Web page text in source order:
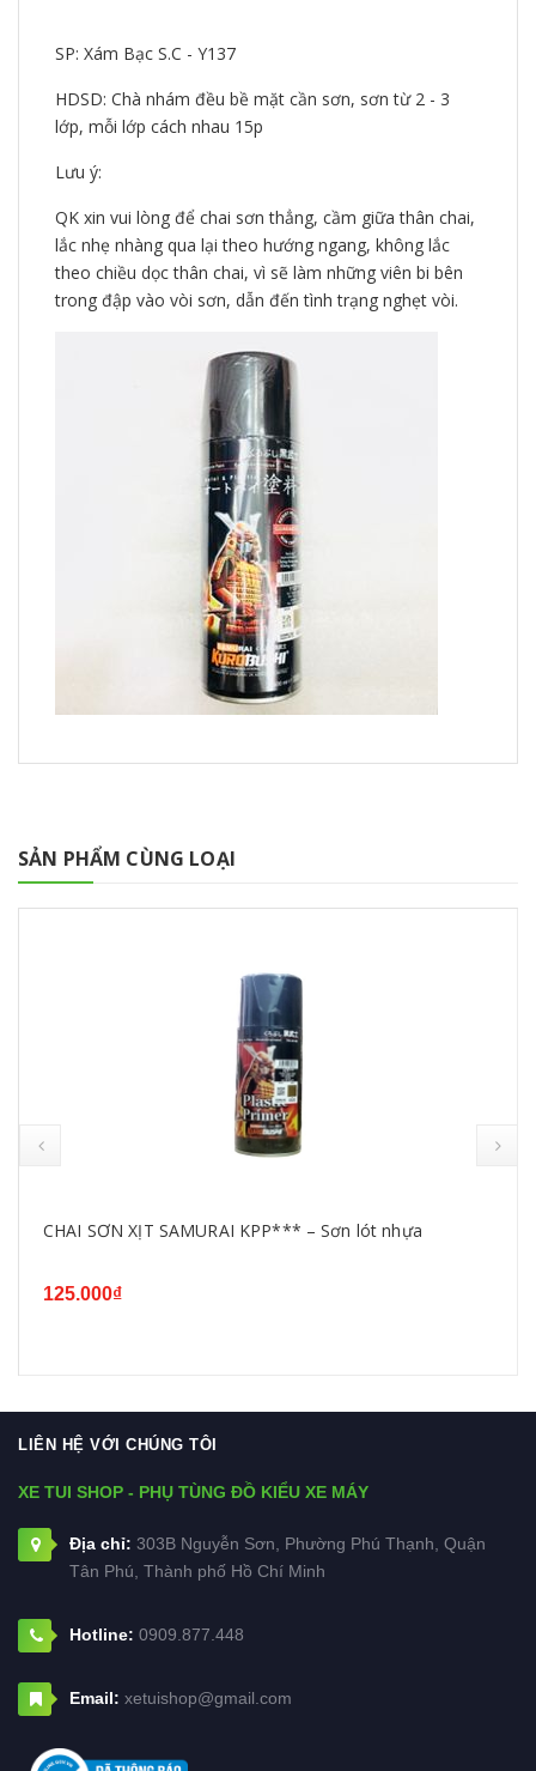
SP: Xám Bạc S.C - Y137
HDSD: Chà nhám đều bề mặt cần sơn, sơn từ 2 - 3
lớp, mỗi lớp cách nhau 15p
Lưu ý:
QK xin vui lòng để chai sơn thẳng, cầm giữa thân chai,
lắc nhẹ nhàng qua lại theo hướng ngang, không lắc
theo chiều dọc thân chai, vì sẽ làm những viên bi bên
trong đập vào vòi sơn, dẫn đến tình trạng nghẹt vòi.
SẢN PHẨM CÙNG LOẠI
CHAI SƠN XỊT SAMURAI KPP*** – Sơn lót nhựa
125.000₫
LIÊN HỆ VỚI CHÚNG TÔI
XE TUI SHOP - PHỤ TÙNG ĐỒ KIỂU XE MÁY
Địa chỉ: 303B Nguyễn Sơn, Phường Phú Thạnh, Quận
Tân Phú, Thành phố Hồ Chí Minh
Hotline: 0909.877.448
Email: xetuishop@gmail.com